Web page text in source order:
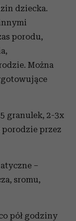
dziecka.
porodu,
Można
5 granulek, 2-3x
przez
–
sromu,
pół godziny